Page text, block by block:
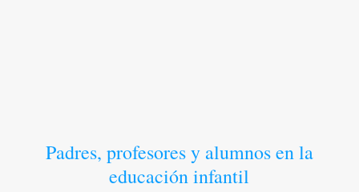
Padres, profesores y alumnos en la
educación infantil